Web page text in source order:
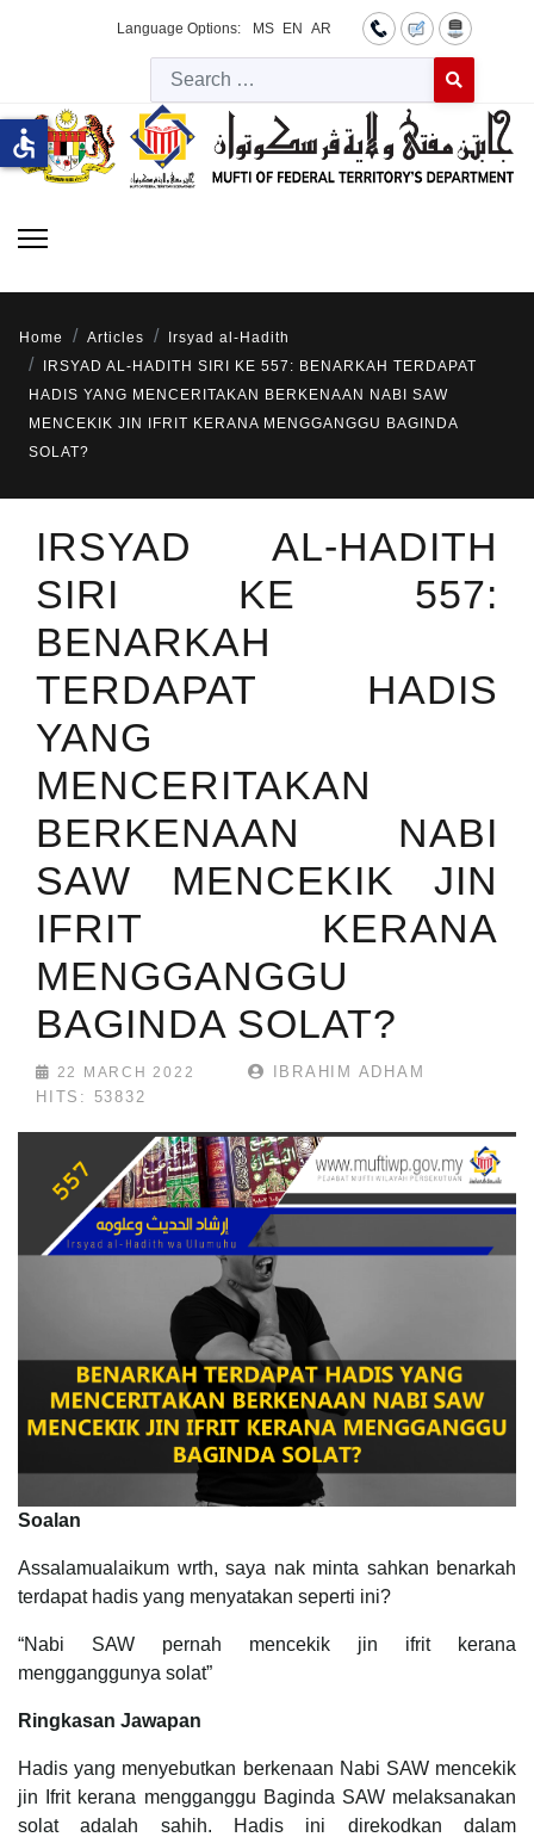
Language Options: MS EN AR
Type 2 or
Home Articles
Irsyad al-Hadith
IRSYAD AL-HADITH SIRI KE 557: BENARKAH TERDAPAT
HADIS YANG MENCERITAKAN BERKENAAN NABI SAW
MENCEKIK JIN IFRIT KERANA MENGGANGGU BAGINDA
SOLAT?
IRSYAD AL-HADITH
SIRI KE 557:
BENARKAH
TERDAPAT HADIS
YANG
MENCERITAKAN
BERKENAAN NABI
SAW MENCEKIK JIN
IFRIT KERANA
MENGGANGGU
BAGINDA SOLAT?
22 MARCH 2022
IBRAHIM ADHAM
HITS: 53832
Soalan
Assalamualaikum wrth, saya nak minta sahkan benarkah
terdapat hadis yang menyatakan seperti ini?
“Nabi SAW pernah mencekik jin ifrit kerana
mengganggunya solat”
Ringkasan Jawapan
Hadis yang menyebutkan berkenaan Nabi SAW mencekik
jin Ifrit kerana mengganggu Baginda SAW melaksanakan
solat adalah sahih. Hadis ini direkodkan dalam
accessible